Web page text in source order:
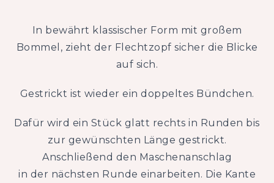
In bewährt klassischer Form mit großem
Bommel, zieht der Flechtzopf sicher die Blicke
auf sich.
Gestrickt ist wieder ein doppeltes Bündchen.
Dafür wird ein Stück glatt rechts in Runden bis
zur gewünschten Länge gestrickt.
Anschließend den Maschenanschlag
in der nächsten Runde einarbeiten. Die Kante